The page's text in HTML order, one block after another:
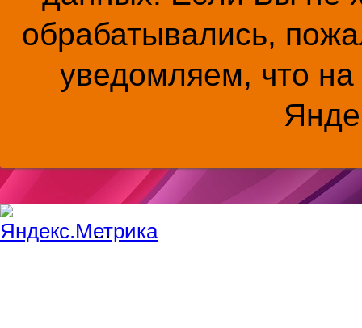
обрабатывались,
уведомляем, что на
...